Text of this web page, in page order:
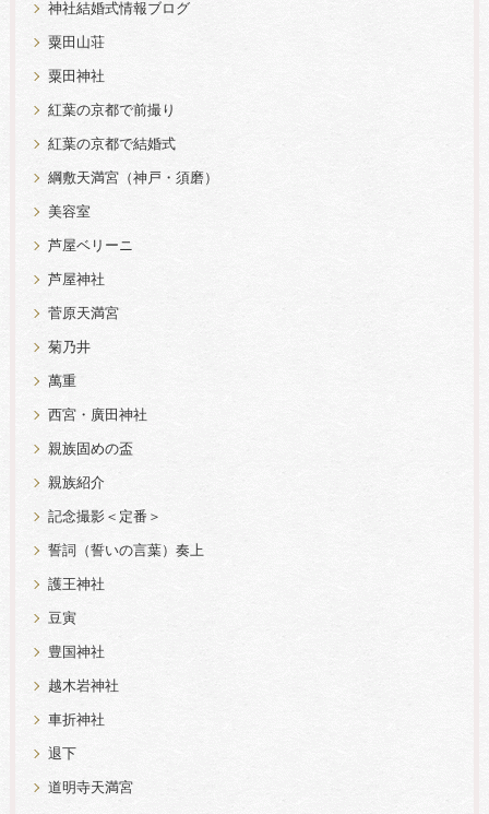
神社結婚式情報ブログ
粟田山荘
粟田神社
紅葉の京都で前撮り
紅葉の京都で結婚式
綱敷天満宮（神戸・須磨）
美容室
芦屋ベリーニ
芦屋神社
菅原天満宮
菊乃井
萬重
西宮・廣田神社
親族固めの盃
親族紹介
記念撮影＜定番＞
誓詞（誓いの言葉）奏上
護王神社
豆寅
豊国神社
越木岩神社
車折神社
退下
道明寺天満宮